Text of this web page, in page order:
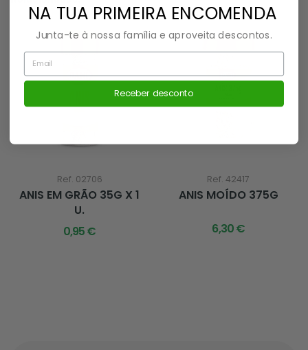
Ref. 02706
ANIS EM GRÃO 35G X 1
U.
0,95 €
Ref. 42417
ANIS MOÍDO 375G
6,30 €
NA TUA PRIMEIRA ENCOMENDA
Junta-te à nossa família e aproveita descontos.
Insere o teu e-mail aqui
Receber desconto